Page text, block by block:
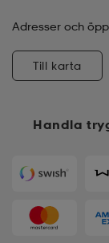
Handla
Adresser och
Till karta